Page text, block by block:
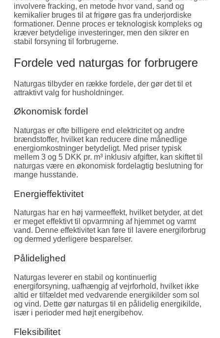
involvere fracking, en metode hvor vand, sand og
kemikalier bruges til at frigøre gas fra underjordiske
formationer. Denne proces er teknologisk kompleks og
kræver betydelige investeringer, men den sikrer en
stabil forsyning til forbrugerne.
Fordele ved naturgas for forbrugere
Naturgas tilbyder en række fordele, der gør det til et
attraktivt valg for husholdninger.
Økonomisk fordel
Naturgas er ofte billigere end elektricitet og andre
brændstoffer, hvilket kan reducere dine månedlige
energiomkostninger betydeligt. Med priser typisk
mellem 3 og 5 DKK pr. m³ inklusiv afgifter, kan skiftet til
naturgas være en økonomisk fordelagtig beslutning for
mange husstande.
Energieffektivitet
Naturgas har en høj varmeeffekt, hvilket betyder, at det
er meget effektivt til opvarmning af hjemmet og varmt
vand. Denne effektivitet kan føre til lavere energiforbrug
og dermed yderligere besparelser.
Pålidelighed
Naturgas leverer en stabil og kontinuerlig
energiforsyning, uafhængig af vejrforhold, hvilket ikke
altid er tilfældet med vedvarende energikilder som sol
og vind. Dette gør naturgas til en pålidelig energikilde,
især i perioder med højt energibehov.
Fleksibilitet